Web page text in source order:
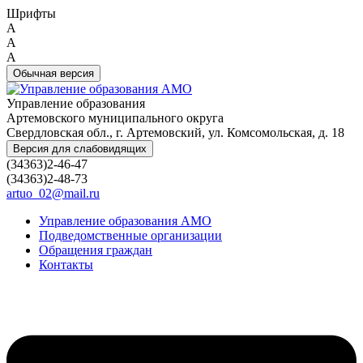
Шрифты
A
A
A
Обычная версия
Управление образования
Артемовского муниципального округа
Свердловская обл., г. Артемовский, ул. Комсомольская, д. 18
Версия для слабовидящих
(34363)2-46-47
(34363)2-48-73
artuo_02@mail.ru
Управление образования АМО
Подведомственные организации
Обращения граждан
Контакты